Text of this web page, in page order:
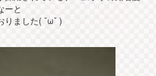
ーと
りました( ˇωˇ )